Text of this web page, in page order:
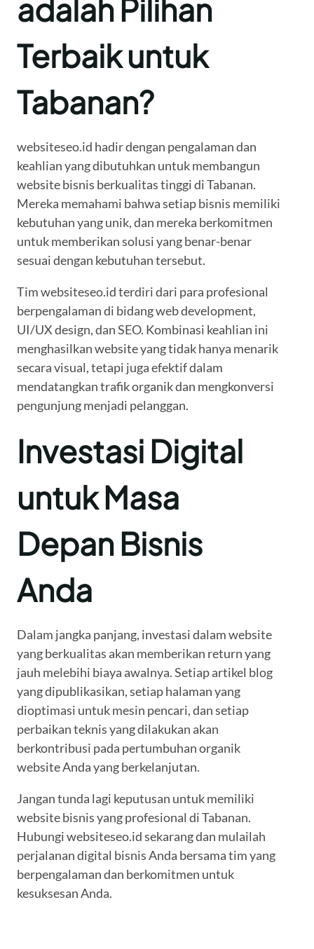
adalah Pilihan
Terbaik untuk
Tabanan?
websiteseo.id hadir dengan pengalaman dan
keahlian yang dibutuhkan untuk membangun
website bisnis berkualitas tinggi di Tabanan.
Mereka memahami bahwa setiap bisnis memiliki
kebutuhan yang unik, dan mereka berkomitmen
untuk memberikan solusi yang benar-benar
sesuai dengan kebutuhan tersebut.
Tim websiteseo.id terdiri dari para profesional
berpengalaman di bidang web development,
UI/UX design, dan SEO. Kombinasi keahlian ini
menghasilkan website yang tidak hanya menarik
secara visual, tetapi juga efektif dalam
mendatangkan trafik organik dan mengkonversi
pengunjung menjadi pelanggan.
Investasi Digital
untuk Masa
Depan Bisnis
Anda
Dalam jangka panjang, investasi dalam website
yang berkualitas akan memberikan return yang
jauh melebihi biaya awalnya. Setiap artikel blog
yang dipublikasikan, setiap halaman yang
dioptimasi untuk mesin pencari, dan setiap
perbaikan teknis yang dilakukan akan
berkontribusi pada pertumbuhan organik
website Anda yang berkelanjutan.
Jangan tunda lagi keputusan untuk memiliki
website bisnis yang profesional di Tabanan.
Hubungi websiteseo.id sekarang dan mulailah
perjalanan digital bisnis Anda bersama tim yang
berpengalaman dan berkomitmen untuk
kesuksesan Anda.